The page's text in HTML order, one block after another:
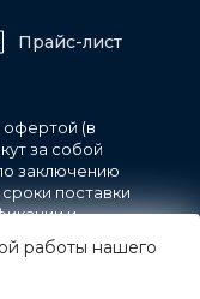
Прайс-лист
офертой (в
за собой
заключению
поставки
и
Спецификации на
работы нашего